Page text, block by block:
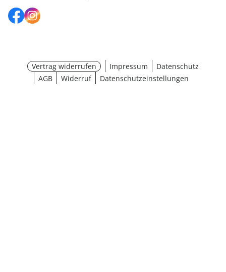
Vertrag widerrufen Impressum
Datenschutz
AGB
Widerruf Datenschutzeinstellungen